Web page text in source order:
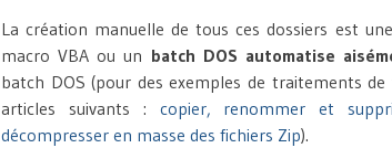
La création manuelle de tous ces dossiers est une
macro VBA ou un batch DOS automatise
batch DOS (pour des exemples de traitements
articles suivants : copier, renommer et
décompresser en masse des fichiers Zip).